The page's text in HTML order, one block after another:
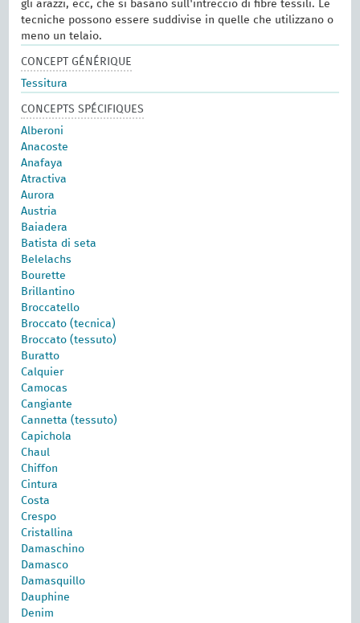
gli arazzi, ecc, che si basano sull'intreccio di fibre tessili. Le
tecniche possono essere suddivise in quelle che utilizzano o
meno un telaio.
CONCEPT GÉNÉRIQUE
Tessitura
CONCEPTS SPÉCIFIQUES
Alberoni
Anacoste
Anafaya
Atractiva
Aurora
Austria
Baiadera
Batista di seta
Belelachs
Bourette
Brillantino
Broccatello
Broccato (tecnica)
Broccato (tessuto)
Buratto
Calquier
Camocas
Cangiante
Cannetta (tessuto)
Capichola
Chaul
Chiffon
Cintura
Costa
Crespo
Cristallina
Damaschino
Damasco
Damasquillo
Dauphine
Denim